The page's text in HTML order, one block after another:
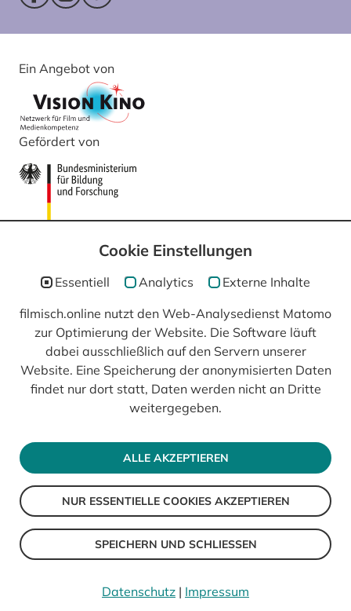
Ein Angebot von
Gefördert von
In Kooperation mit
© 2026 filmisch
Impressum
Datenschutz
Cookie Einstellungen
Essentiell Analytics Externe Inhalte
filmisch.online nutzt den Web-Analysedienst Matomo
zur Optimierung der Website. Die Software läuft
dabei ausschließlich auf den Servern unserer
Website. Eine Speicherung der anonymisierten Daten
findet nur dort statt, Daten werden nicht an Dritte
weitergegeben.
ALLE AKZEPTIEREN
NUR ESSENTIELLE COOKIES AKZEPTIEREN
SPEICHERN UND SCHLIESSEN
Datenschutz | Impressum